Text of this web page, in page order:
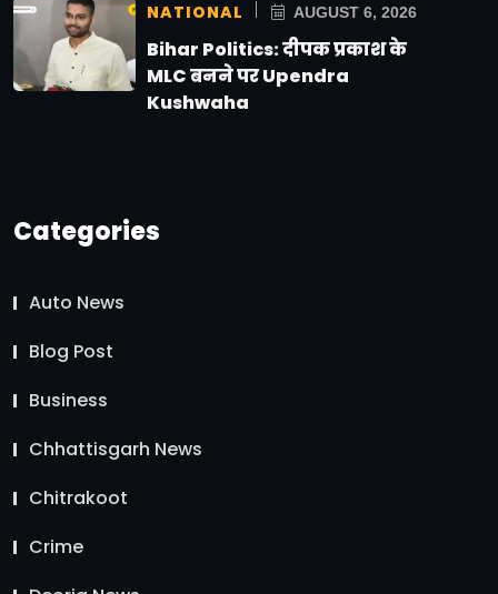
NATIONAL AUGUST 6, 2026
Bihar Politics: दीपक प्रकाश के
MLC बनने पर Upendra
Kushwaha
Categories
Auto News
Blog Post
Business
Chhattisgarh News
Chitrakoot
Crime